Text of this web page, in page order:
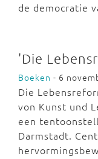
de democratie
'Die
Boeken - 6
Die
von Kunst und
een
Darmstadt.